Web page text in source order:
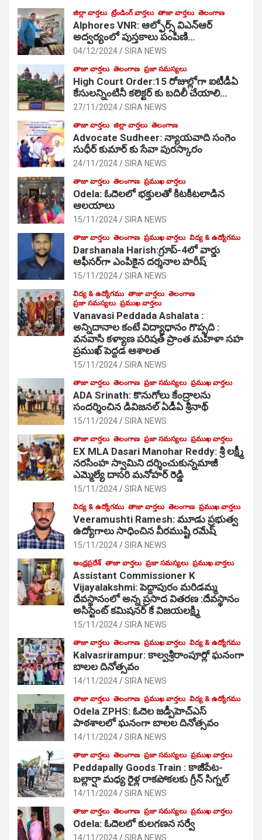
జిల్లా వార్తలు ట్రేండింగ్ వార్తలు తాజా వార్తలు తెలంగాణ
Alphores VNR: ఆల్ఫోర్స్ విఎన్ఆర్
అద్వర్యంలో పుస్తకాలు పంపిణి…
04/12/2024 SIRA NEWS
తాజా వార్తలు తెలంగాణ ప్రజా సమస్యలు
High Court Order:15 రోజుల్లోగా ఐటీడీఏ
కేసులన్నింటినీ కలెక్టర్ కు బదిలీ చేయాలి…
27/11/2024 SIRA NEWS
తాజా వార్తలు జిల్లా వార్తలు తెలంగాణ
Advocate Sudheer: న్యాయవాది సంగెం
సుధీర్ కుమార్ కు సేవా పురస్కారం
24/11/2024 SIRA NEWS
తాజా వార్తలు తెలంగాణ ప్రముఖ వార్తలు
Odela: ఓదెల‌లో భక్తులతో కిటకిటలాడిన
ఆల‌యాలు
15/11/2024 SIRA NEWS
తాజా వార్తలు తెలంగాణ ప్రముఖ వార్తలు విద్య & ఉద్యోగము
Darshanala Harish:గ్రూప్-4లో వార్డు
ఆఫీసర్‌గా ఎంపికైన దర్శనాల హరీష్
15/11/2024 SIRA NEWS
విద్య & ఉద్యోగము తాజా వార్తలు తెలంగాణ
ప్రజా సమస్యలు ప్రముఖ వార్తలు
Vanavasi Peddada Ashalata :
అన్నిదానాల కంటే విద్యాధానం గొప్పది :
వనవాసి కళ్యాణ పరిషత్ ప్రాంత మహిళా సహ
ప్రముఖ్ పెద్దడ ఆశాలత
15/11/2024 SIRA NEWS
తాజా వార్తలు తెలంగాణ ప్రజా సమస్యలు ప్రముఖ వార్తలు
ADA Srinath: కొనుగోలు కేంద్రాల‌ను
సంద‌ర్శించిన డివిజనల్ ఏడీఏ శ్రీనాథ్
15/11/2024 SIRA NEWS
తాజా వార్తలు తెలంగాణ ప్రజా సమస్యలు ప్రముఖ వార్తలు
EX MLA Dasari Manohar Reddy: శ్రీ లక్ష్మీ
నరసింహ స్వామిని దర్శించుకున్నమాజీ
ఎమ్మెల్యే దాసరి మనోహర్ రెడ్డి
15/11/2024 SIRA NEWS
విద్య & ఉద్యోగము తాజా వార్తలు తెలంగాణ ప్రముఖ వార్తలు
Veeramushti Ramesh: మూడు ప్రభుత్వ
ఉద్యోగాలు సాధించిన వీరముష్టి రమేష్
15/11/2024 SIRA NEWS
ఆంధ్రప్రదేశ్ తాజా వార్తలు ప్రజా సమస్యలు ప్రముఖ వార్తలు
Assistant Commissioner K
Vijayalakshmi: పెద్దాపురం మరిడమ్మ
దేవస్థానంలో అన్న ప్రసాద వితరణ :దేవస్థానం
అసిస్టెంట్ కమిషనర్ కే విజయలక్ష్మి
15/11/2024 SIRA NEWS
తాజా వార్తలు తెలంగాణ ప్రముఖ వార్తలు విద్య & ఉద్యోగము
Kalvasrirampur: కాల్వశ్రీరాంపూర్లో ఘనంగా
బాలల దినోత్సవం
14/11/2024 SIRA NEWS
తాజా వార్తలు తెలంగాణ ప్రముఖ వార్తలు విద్య & ఉద్యోగము
Odela ZPHS: ఓదెల జ‌డ్పీహెచ్ఎస్
పాఠ‌శాల‌లో ఘనంగా బాలల దినోత్సవం
14/11/2024 SIRA NEWS
తాజా వార్తలు తెలంగాణ ప్రజా సమస్యలు ప్రముఖ వార్తలు
Peddapally Goods Train : కాజీపేట-
బల్లార్షా మధ్య రైళ్ల రాకపోకలకు గ్రీన్ సిగ్నల్
14/11/2024 SIRA NEWS
తాజా వార్తలు తెలంగాణ ప్రజా సమస్యలు ప్రముఖ వార్తలు
Odela: ఓదెలలో కులగణన సర్వే
14/11/2024 SIRA NEWS